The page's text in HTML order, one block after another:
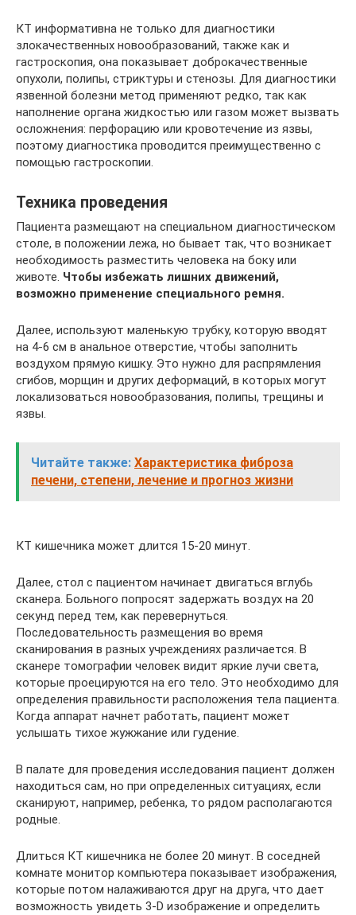
КТ информативна не только для диагностики
злокачественных новообразований, также как и
гастроскопия, она показывает доброкачественные
опухоли, полипы, стриктуры и стенозы. Для диагностики
язвенной болезни метод применяют редко, так как
наполнение органа жидкостью или газом может вызвать
осложнения: перфорацию или кровотечение из язвы,
поэтому диагностика проводится преимущественно с
помощью гастроскопии.
Техника проведения
Пациента размещают на специальном диагностическом
столе, в положении лежа, но бывает так, что возникает
необходимость разместить человека на боку или
животе. Чтобы избежать лишних движений,
возможно применение специального ремня.
Далее, используют маленькую трубку, которую вводят
на 4-6 см в анальное отверстие, чтобы заполнить
воздухом прямую кишку. Это нужно для распрямления
сгибов, морщин и других деформаций, в которых могут
локализоваться новообразования, полипы, трещины и
язвы.
Читайте также: Характеристика фиброза
печени, степени, лечение и прогноз жизни
КТ кишечника может длится 15-20 минут.
Далее, стол с пациентом начинает двигаться вглубь
сканера. Больного попросят задержать воздух на 20
секунд перед тем, как перевернуться.
Последовательность размещения во время
сканирования в разных учреждениях различается. В
сканере томографии человек видит яркие лучи света,
которые проецируются на его тело. Это необходимо для
определения правильности расположения тела пациента.
Когда аппарат начнет работать, пациент может
услышать тихое жужжание или гудение.
В палате для проведения исследования пациент должен
находиться сам, но при определенных ситуациях, если
сканируют, например, ребенка, то рядом располагаются
родные.
Длиться КТ кишечника не более 20 минут. В соседней
комнате монитор компьютера показывает изображения,
которые потом налаживаются друг на друга, что дает
возможность увидеть 3-D изображение и определить